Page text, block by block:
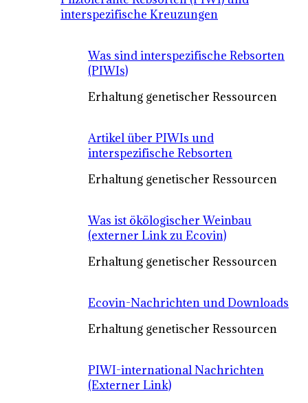
interspezifische Kreuzungen
Was sind interspezifische Rebsorten
(PIWIs)
Erhaltung genetischer Ressourcen
Artikel über PIWIs und
interspezifische Rebsorten
Erhaltung genetischer Ressourcen
Was ist ökölogischer Weinbau
(externer Link zu Ecovin)
Erhaltung genetischer Ressourcen
Ecovin-Nachrichten und Downloads
Erhaltung genetischer Ressourcen
PIWI-international Nachrichten
(Externer Link)